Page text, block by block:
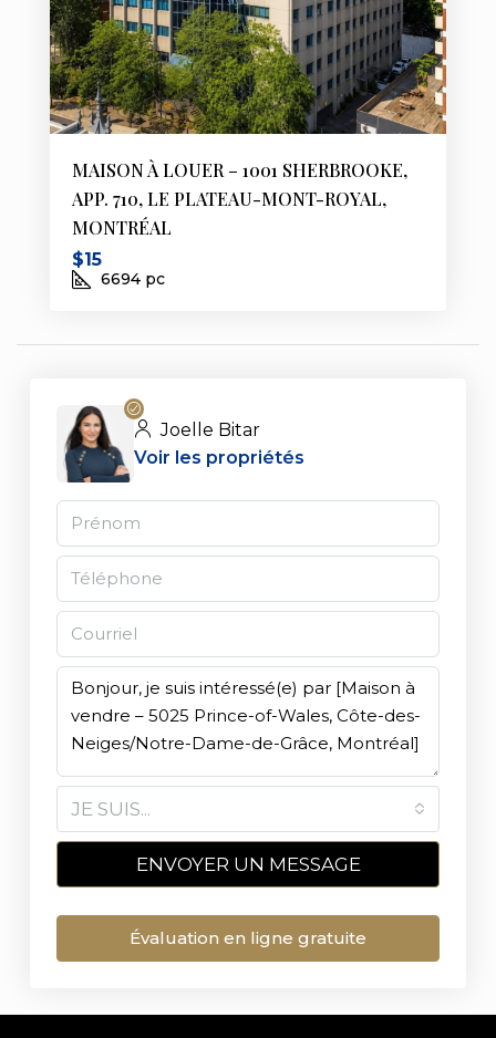
MAISON À LOUER – 1001 SHERBROOKE,
APP. 710, LE PLATEAU-MONT-ROYAL,
MONTRÉAL
$15
6694 pc
Joelle Bitar
Voir les propriétés
JE SUIS...
ENVOYER UN MESSAGE
Évaluation en ligne gratuite